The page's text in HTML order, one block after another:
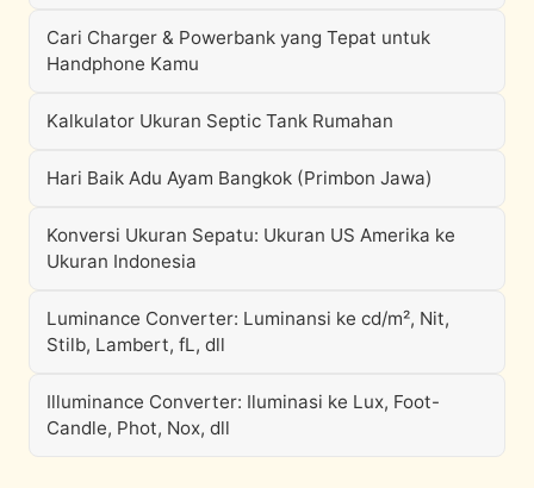
Cari Charger & Powerbank yang Tepat untuk
Handphone Kamu
Kalkulator Ukuran Septic Tank Rumahan
Hari Baik Adu Ayam Bangkok (Primbon Jawa)
Konversi Ukuran Sepatu: Ukuran US Amerika ke
Ukuran Indonesia
Luminance Converter: Luminansi ke cd/m², Nit,
Stilb, Lambert, fL, dll
Illuminance Converter: Iluminasi ke Lux, Foot-
Candle, Phot, Nox, dll